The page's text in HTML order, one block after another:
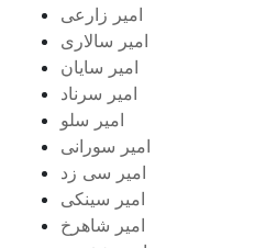
امیر زارعی
امیر سالاری
امیر سایان
امیر سرناد
امیر سلو
امیر سورانی
امیر سی زد
امیر سینکی
امیر شاهرخ